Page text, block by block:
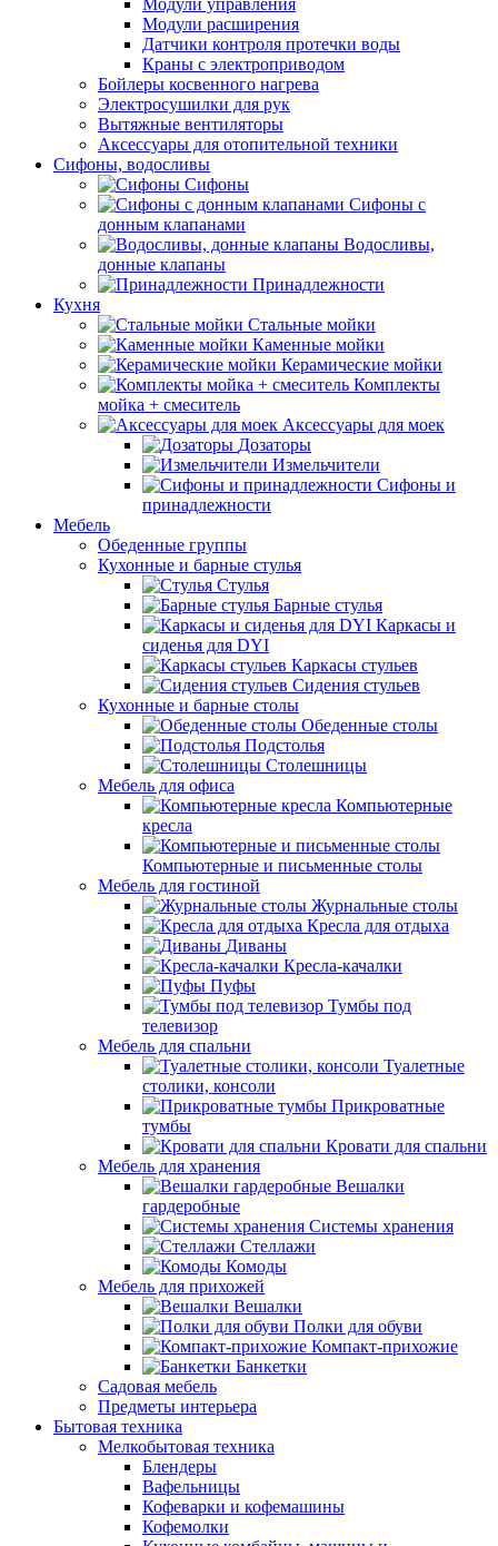
Модули управления
Модули расширения
Датчики контроля протечки воды
Краны с электроприводом
Бойлеры косвенного нагрева
Электросушилки для рук
Вытяжные вентиляторы
Аксессуары для отопительной техники
Сифоны, водосливы
Сифоны
Сифоны с
донным клапанами
Водосливы,
донные клапаны
Принадлежности
Кухня
Стальные мойки
Каменные мойки
Керамические мойки
Комплекты
мойка + смеситель
Аксессуары для моек
Дозаторы
Измельчители
Сифоны и
принадлежности
Мебель
Обеденные группы
Кухонные и барные стулья
Стулья
Барные стулья
Каркасы и
сиденья для DYI
Каркасы стульев
Сидения стульев
Кухонные и барные столы
Обеденные столы
Подстолья
Столешницы
Мебель для офиса
Компьютерные
кресла
Компьютерные и письменные столы
Мебель для гостиной
Журнальные столы
Кресла для отдыха
Диваны
Кресла-качалки
Пуфы
Тумбы под
телевизор
Мебель для спальни
Туалетные
столики, консоли
Прикроватные
тумбы
Кровати для спальни
Мебель для хранения
Вешалки
гардеробные
Системы хранения
Стеллажи
Комоды
Мебель для прихожей
Вешалки
Полки для обуви
Компакт-прихожие
Банкетки
Садовая мебель
Предметы интерьера
Бытовая техника
Мелкобытовая техника
Блендеры
Вафельницы
Кофеварки и кофемашины
Кофемолки